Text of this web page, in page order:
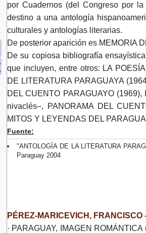
por Cuadernos (del Congreso por
destino a una antología
culturales y antologías literarias.
De posterior aparición es MEMORIA
De su copiosa bibliografía
que incluyen, entre otros: LA
DE LITERATURA PARAGUAYA
DEL CUENTO PARAGUAYO
nivaclés–, PANORAMA DEL
MITOS Y LEYENDAS DEL
Fuente:
"ANTOLOGÍA DE LA LITERATURA
Paraguay 2004
PÉREZ-MARICEVICH, FRANCISCO
· PARAGUAY, IMAGEN